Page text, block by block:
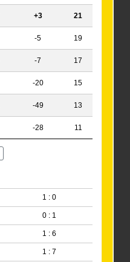
+3 21
-5 19
-7 17
-20 15
-49 13
-28 11
1 : 0
0 : 1
1 : 6
1 : 7